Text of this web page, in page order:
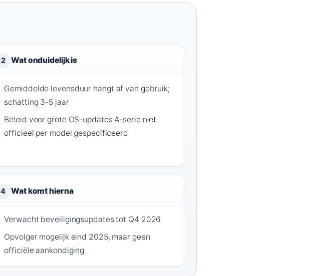
2 Wat onduidelijk is
Gemiddelde levensduur hangt af van gebruik;
schatting 3-5 jaar
Beleid voor grote OS-updates A-serie niet
officieel per model gespecificeerd
4 Wat komt hierna
Verwacht beveiligingsupdates tot Q4 2026
Opvolger mogelijk eind 2025, maar geen
officiële aankondiging